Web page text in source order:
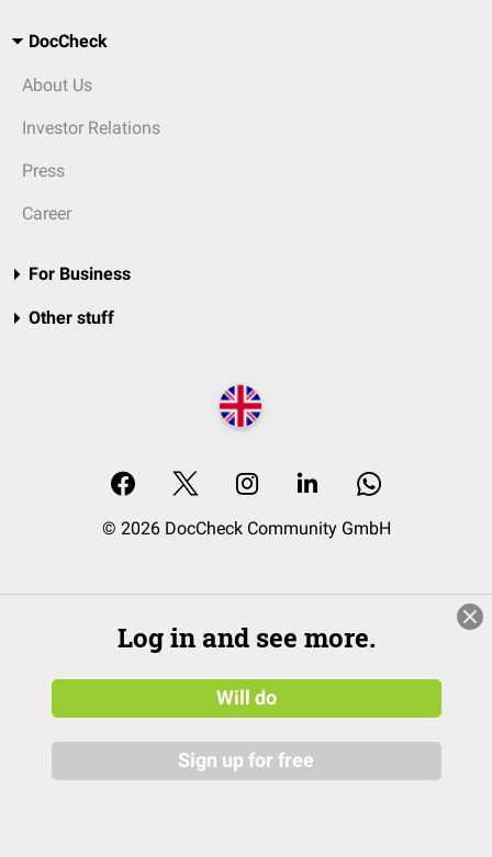
DocCheck
About Us
Investor Relations
Press
Career
For Business
Other stuff
© 2026 DocCheck Community GmbH
Log in and see more.
Will do
Sign up for free